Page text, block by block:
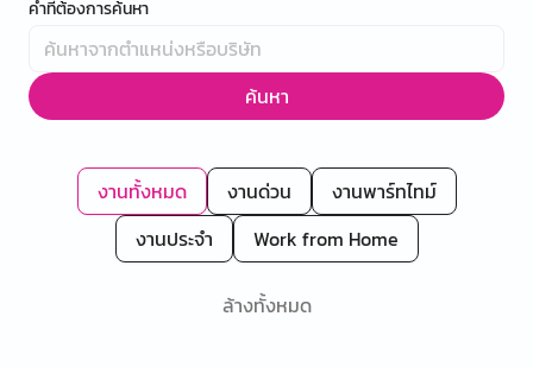
คำที่ต้องการค้นหา
ค้นหา
งานทั้งหมด งานด่วน
งานพาร์ทไทม์
งานประจำ
Work from Home
ล้างทั้งหมด